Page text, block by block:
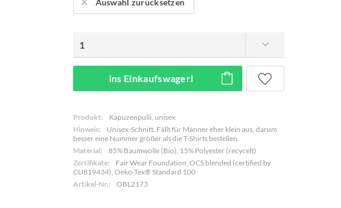
Auswahl zurücksetzen
ins Einkaufswagerl
Produkt:
Kapuzenpulli, unisex
Hinweis:
Unisex-Schnitt. Fällt für Männer eher klein aus, darum
besser eine Nummer größer als die T-Shirts bestellen.
Material:
85% Baumwolle (Bio), 15% Polyester (recycelt)
Zertifikate:
Fair Wear Foundation, OCS blended (certified by
CU819434), Oeko-Tex® Standard 100
Artikel-Nr.:
OBL2173